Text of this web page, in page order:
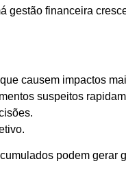
gestão financeira
causem impactos
suspeitos
podem gerar